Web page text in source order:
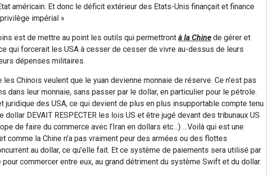
américain. Et donc le déficit extérieur des Etats-Unis finançait et finance
impérial »
est de mettre au point les outils qui permettront à la Chine de gérer et
qui forcerait les USA à cesser de cesser de vivre au-dessus de leurs
dépenses militaires.
Chinois veulent que le yuan devienne monnaie de réserve. Ce n’est pas
dans leur monnaie, sans passer par le dollar, en particulier pour le pétrole.
juridique des USA, ce qui devient de plus en plus insupportable compte tenu
DEVAIT RESPECTER les lois US et être jugé devant des tribunaux US
de faire du commerce avec l’Iran en dollars etc…) …Voilà qui est une
la Chine n’a pas vraiment peur des armées ou des flottes
au dollar, ce qu’elle fait. Et ce système de paiements sera utilisé par
pour commercer entre eux, au grand détriment du système Swift et du dollar.